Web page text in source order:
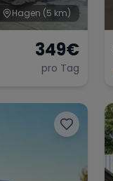
Hagen (5 km)
349€
pro Tag